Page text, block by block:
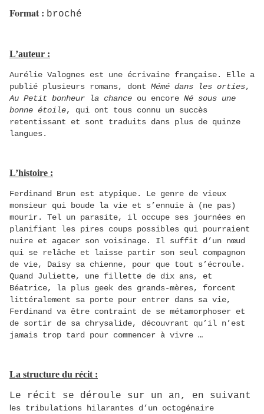
Format : broché
L’auteur :
Aurélie Valognes est une écrivaine française. Elle a
publié plusieurs romans, dont Mémé dans les orties,
Au Petit bonheur la chance ou encore Né sous une
bonne étoile, qui ont tous connu un succès
retentissant et sont traduits dans plus de quinze
langues.
L’histoire :
Ferdinand Brun est atypique. Le genre de vieux
monsieur qui boude la vie et s’ennuie à (ne pas)
mourir. Tel un parasite, il occupe ses journées en
planifiant les pires coups possibles qui pourraient
nuire et agacer son voisinage. Il suffit d’un nœud
qui se relâche et laisse partir son seul compagnon
de vie, Daisy sa chienne, pour que tout s’écroule.
Quand Juliette, une fillette de dix ans, et
Béatrice, la plus geek des grands-mères, forcent
littéralement sa porte pour entrer dans sa vie,
Ferdinand va être contraint de se métamorphoser et
de sortir de sa chrysalide, découvrant qu’il n’est
jamais trop tard pour commencer à vivre …
La structure du récit :
Le récit se déroule sur un an, en suivant
les tribulations hilarantes d’un octogénaire